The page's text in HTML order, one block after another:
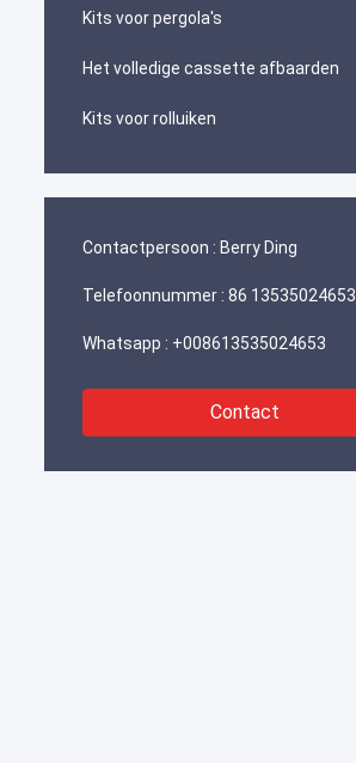
Kits voor pergola's
Het volledige cassette afbaarden
Kits voor rolluiken
Contactpersoon : Berry Ding
Telefoonnummer : 86 13535024653
Whatsapp : +008613535024653
Contact